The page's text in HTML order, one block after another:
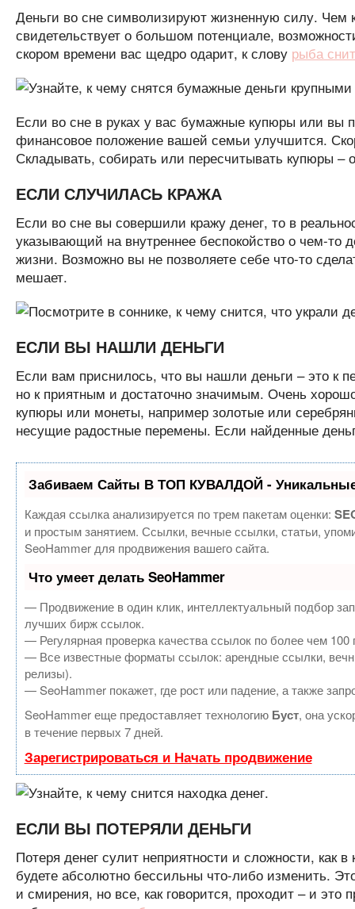
Деньги во сне символизируют жизненную силу. Чем
свидетельствует о большом потенциале,
скором времени вас щедро одарит, к слову рыба
Если во сне в руках у вас бумажные купюры или вы
финансовое положение вашей семьи улучшится.
Складывать, собирать или пересчитывать купюры –
ЕСЛИ СЛУЧИЛАСЬ КРАЖА
Если во сне вы совершили кражу денег, то в
указывающий на внутреннее беспокойство о чем-
жизни. Возможно вы не позволяете себе что-то
мешает.
ЕСЛИ ВЫ НАШЛИ ДЕНЬГИ
Если вам приснилось, что вы нашли деньги – это к
но к приятным и достаточно значимым. Очень
купюры или монеты, например золотые или
несущие радостные перемены. Если найденные
Забиваем Сайты В ТОП КУВАЛДОЙ - Уникальные
Каждая ссылка анализируется по трем пакетам оценки:
и простым занятием. Ссылки, вечные ссылки, статьи,
SeoHammer для продвижения вашего сайта.
Что умеет делать SeoHammer
— Продвижение в один клик, интеллектуальный подбор
лучших бирж ссылок.
— Регулярная проверка качества ссылок по более чем
— Все известные форматы ссылок: арендные ссылки,
релизы).
— SeoHammer покажет, где рост или падение, а также
SeoHammer еще предоставляет технологию Буст, она
в течение первых 7 дней.
Зарегистрироваться и Начать продвижение
ЕСЛИ ВЫ ПОТЕРЯЛИ ДЕНЬГИ
Потеря денег сулит неприятности и сложности, как
будете абсолютно бессильны что-либо изменить.
и смирения, но все, как говорится, проходит – и